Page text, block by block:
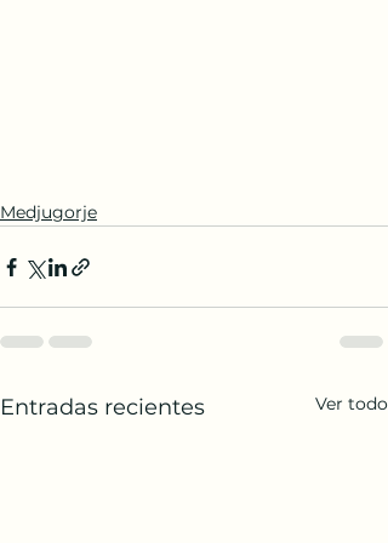
Medjugorje
Entradas recientes Ver todo